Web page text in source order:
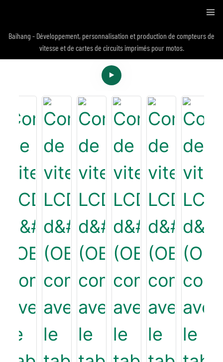
Baihang - Développement, personnalisation et production de compteurs de
vitesse et de cartes de circuits imprimés pour motos.